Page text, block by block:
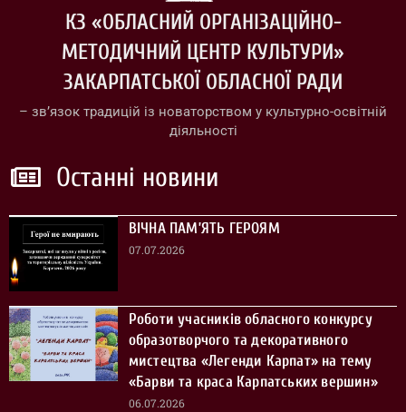
КЗ «ОБЛАСНИЙ ОРГАНІЗАЦІЙНО-
МЕТОДИЧНИЙ ЦЕНТР КУЛЬТУРИ»
ЗАКАРПАТСЬКОЇ ОБЛАСНОЇ РАДИ
– зв’язок традицій із новаторством у культурно-освітній
діяльності
Останні новини
ВІЧНА ПАМ’ЯТЬ ГЕРОЯМ
07.07.2026
Роботи учасників обласного конкурсу
образотворчого та декоративного
мистецтва «Легенди Карпат» на тему
«Барви та краса Карпатських вершин»
06.07.2026